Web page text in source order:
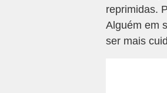
reprimidas.
Alguém em
ser mais